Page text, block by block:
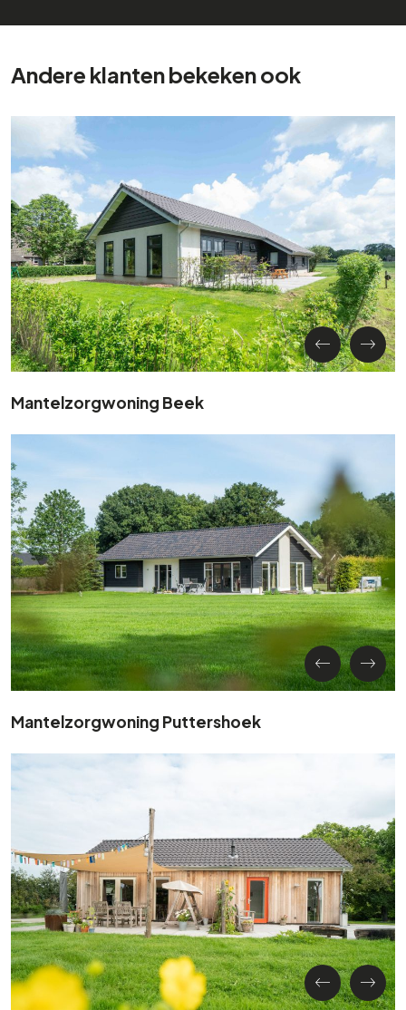
Andere klanten bekeken ook
Mantelzorgwoning Beek
Mantelzorgwoning Puttershoek